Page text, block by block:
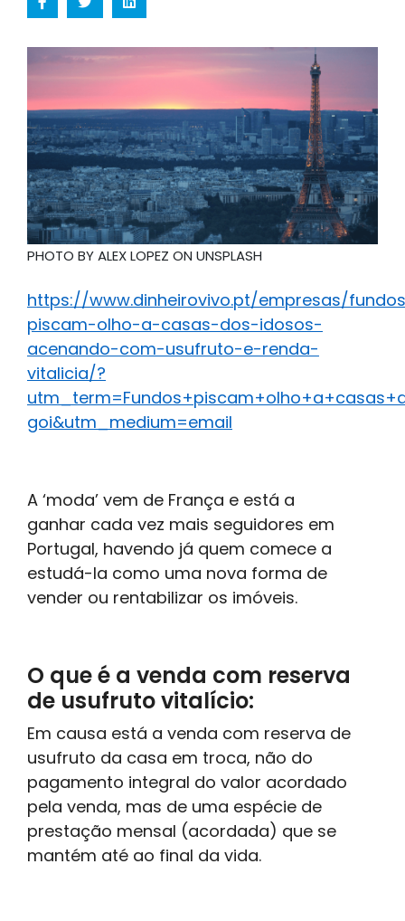
PHOTO BY ALEX LOPEZ ON UNSPLASH
https://www.dinheirovivo.pt/empresas/
piscam-olho-a-casas-dos-idosos-
acenando-com-usufruto-e-renda-
vitalicia/?
goi&utm_medium=email
A ‘moda’ vem de França e está a
ganhar cada vez mais seguidores em
Portugal, havendo já quem comece a
estudá-la como uma nova forma de
vender ou rentabilizar os imóveis.
O que é a venda com reserva
de usufruto vitalício:
Em causa está a venda com reserva de
usufruto da casa em troca, não do
pagamento integral do valor acordado
pela venda, mas de uma espécie de
prestação mensal (acordada) que se
mantém até ao final da vida.